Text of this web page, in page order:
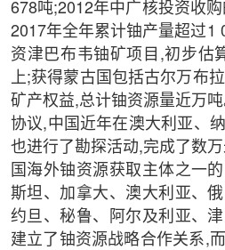
678吨;2012年中广核投资收
2017年全年累计铀产量超过1
资津巴布韦铀矿项目,初步估
上;获得蒙古国包括古尔万布
矿产权益,总计铀资源量近万
协议,中国近年在澳大利亚、
也进行了勘探活动,完成了数
国海外铀资源获取主体之一
斯坦、加拿大、澳大利亚、
约旦、秘鲁、阿尔及利亚、
建立了铀资源战略合作关系,